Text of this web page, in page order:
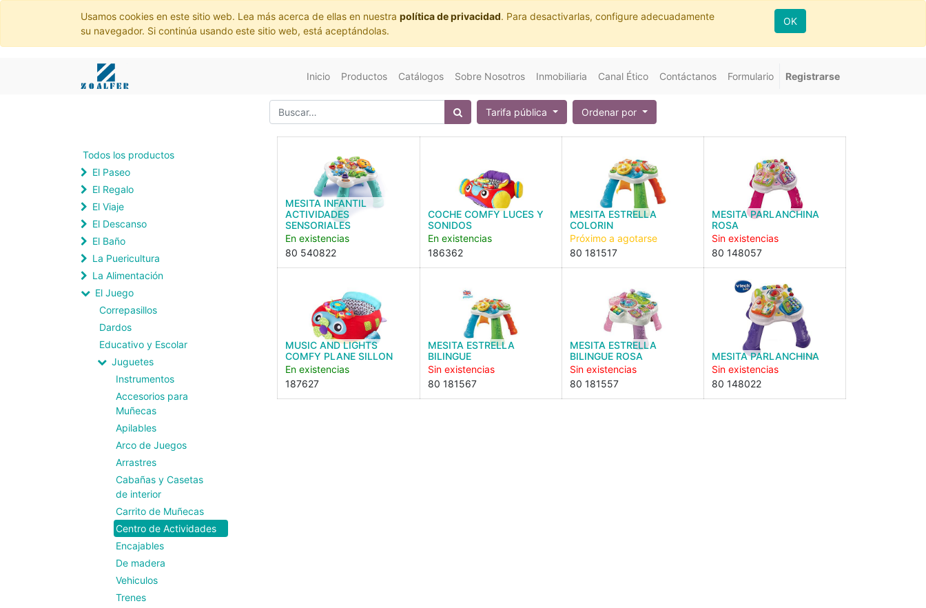
Usamos cookies en este sitio web. Lea más acerca de ellas en nuestra política de privacidad. Para desactivarlas, configure adecuadamente
su navegador. Si continúa usando este sitio web, está aceptándolas.
OK
Inicio Productos Catálogos Sobre Nosotros Inmobiliaria Canal Ético Contáctanos Formulario Registrarse
Tarifa pública Ordenar por
Todos los productos
El Paseo
El Regalo
El Viaje
El Descanso
El Baño
La Puericultura
La Alimentación
El Juego
Correpasillos
Dardos
Educativo y Escolar
Juguetes
Instrumentos
Accesorios para
Muñecas
Apilables
Arco de Juegos
Arrastres
Cabañas y Casetas
de interior
Carrito de Muñecas
Centro de Actividades
Encajables
De madera
Vehiculos
Trenes
MESITA INFANTIL
ACTIVIDADES
SENSORIALES
En existencias
80 540822
COCHE COMFY LUCES Y
SONIDOS
En existencias
186362
MESITA ESTRELLA
COLORIN
Próximo a agotarse
80 181517
MESITA PARLANCHINA
ROSA
Sin existencias
80 148057
MUSIC AND LIGHTS
COMFY PLANE SILLON
En existencias
187627
MESITA ESTRELLA
BILINGUE
Sin existencias
80 181567
MESITA ESTRELLA
BILINGUE ROSA
Sin existencias
80 181557
MESITA PARLANCHINA
Sin existencias
80 148022